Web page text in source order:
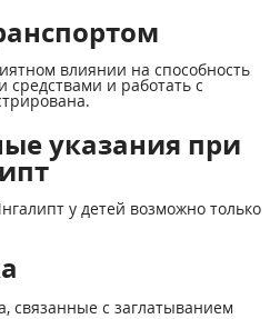
влиянии на способность
и работать с
указания при
у детей возможно только
связанные с заглатыванием